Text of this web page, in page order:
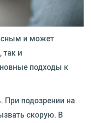
и может
и
подходы к
подозрении на
скорую. В